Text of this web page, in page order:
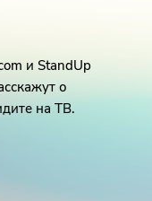
и StandUp
о
на ТВ.